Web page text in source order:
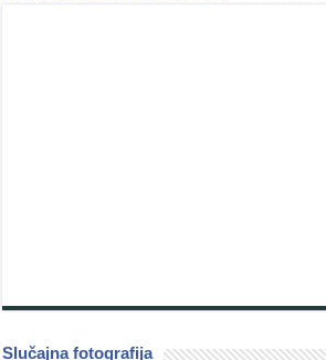
Slučajna fotografija